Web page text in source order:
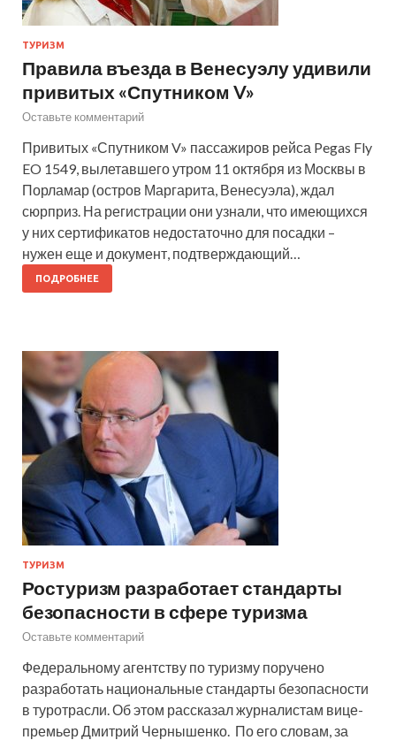
ТУРИЗМ
Правила въезда в Венесуэлу удивили
привитых «Спутником V»
Оставьте комментарий
Привитых «Спутником V» пассажиров рейса Pegas Fly
EO 1549, вылетавшего утром 11 октября из Москвы в
Порламар (остров Маргарита, Венесуэла), ждал
сюрприз. На регистрации они узнали, что имеющихся
у них сертификатов недостаточно для посадки –
нужен еще и документ, подтверждающий…
ПОДРОБНЕЕ
ТУРИЗМ
Ростуризм разработает стандарты
безопасности в сфере туризма
Оставьте комментарий
Федеральному агентству по туризму поручено
разработать национальные стандарты безопасности
в туротрасли. Об этом рассказал журналистам вице-
премьер Дмитрий Чернышенко. По его словам, за